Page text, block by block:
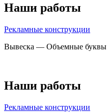
Наши работы
Рекламные конструкции
Вывеска — Объемные буквы
Наши работы
Рекламные конструкции